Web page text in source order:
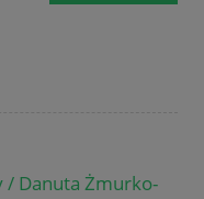
/ Danuta Żmurko-